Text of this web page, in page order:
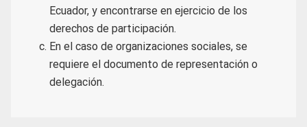
Ecuador, y encontrarse en ejercicio de los
derechos de participación.
En el caso de organizaciones sociales, se
requiere el documento de representación o
delegación.